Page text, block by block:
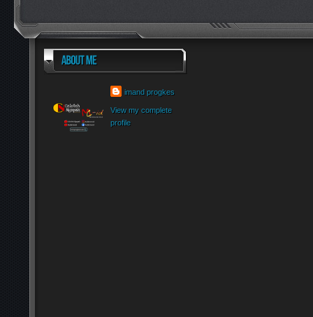
imand progkes
View my complete
profile